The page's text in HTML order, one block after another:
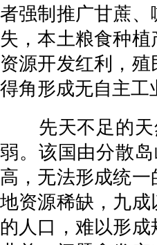
者强制推广甘蔗
失，本土粮食种
资源开发红利，
得角形成无自主工
先天不足的天然
弱。该国由分散
高，无法形成统
地资源稀缺，九
的人口，难以形